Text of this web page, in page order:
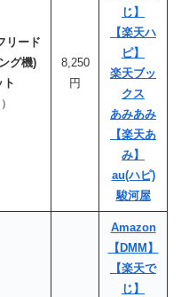
リード
グ機)
8,250
円
じ】
【楽天ハ
ピ】
楽天ブッ
クス
あみあみ
【楽天あ
み】
au(ハピ)
駿河屋
Amazon
【DMM】
【楽天で
じ】